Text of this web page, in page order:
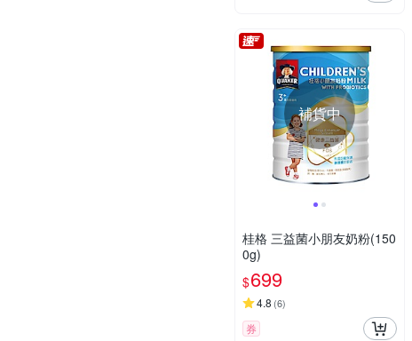
補貨中
桂格 三益菌小朋友奶粉(150
0g)
$699
4.8 (6)
券